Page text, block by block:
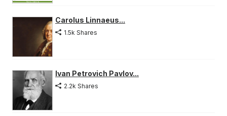
Carolus Linnaeus...
1.5k Shares
Ivan Petrovich Pavlov...
2.2k Shares